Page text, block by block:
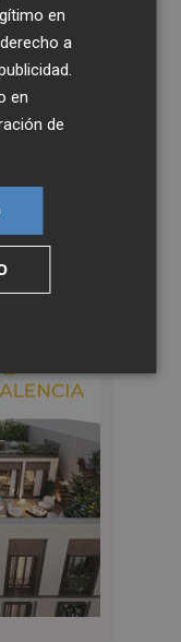
en
a
en
de